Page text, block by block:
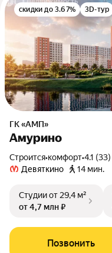
скидки до 3.67% 3D-тур
ГК «АМП»
Амурино
Строится•комфорт•4.1 (33)
Девяткино
14 мин.
Студииот 29,4 м²
от 4,7 млн ₽
Позвонить